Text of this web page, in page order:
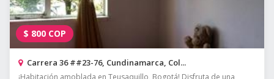
$ 800 COP
Carrera 36 ##23-76, Cundinamarca, Col...
¡Habitación amoblada en Teusaquillo, Bogotá! Disfruta de una